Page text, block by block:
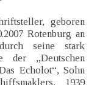
geboren
Rotenburg an
seine stark
der „Deutschen
Echolot“, Sohn
1939